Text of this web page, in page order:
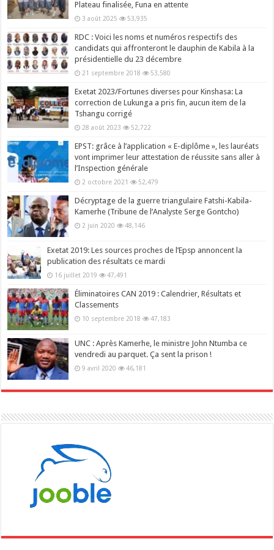
Plateau finalisée, Funa en attente
3 août 2025 53,935
RDC : Voici les noms et numéros respectifs des
candidats qui affronteront le dauphin de Kabila à la
présidentielle du 23 décembre
21 septembre 2018 53,580
Exetat 2023/Fortunes diverses pour Kinshasa: La
correction de Lukunga a pris fin, aucun item de la
Tshangu corrigé
28 août 2023 52,722
EPST: grâce à l’application « E-diplôme », les lauréats
vont imprimer leur attestation de réussite sans aller à
l’Inspection générale
2 octobre 2021 52,479
Décryptage de la guerre triangulaire Fatshi-Kabila-
Kamerhe (Tribune de l’Analyste Serge Gontcho)
2 juin 2020 48,146
Exetat 2019: Les sources proches de l’Epsp annoncent la
publication des résultats ce mardi
16 juillet 2019 47,491
Éliminatoires CAN 2019 : Calendrier, Résultats et
Classements
10 septembre 2018 47,183
UNC : Après Kamerhe, le ministre John Ntumba ce
vendredi au parquet. Ça sent la prison !
9 avril 2020 46,181